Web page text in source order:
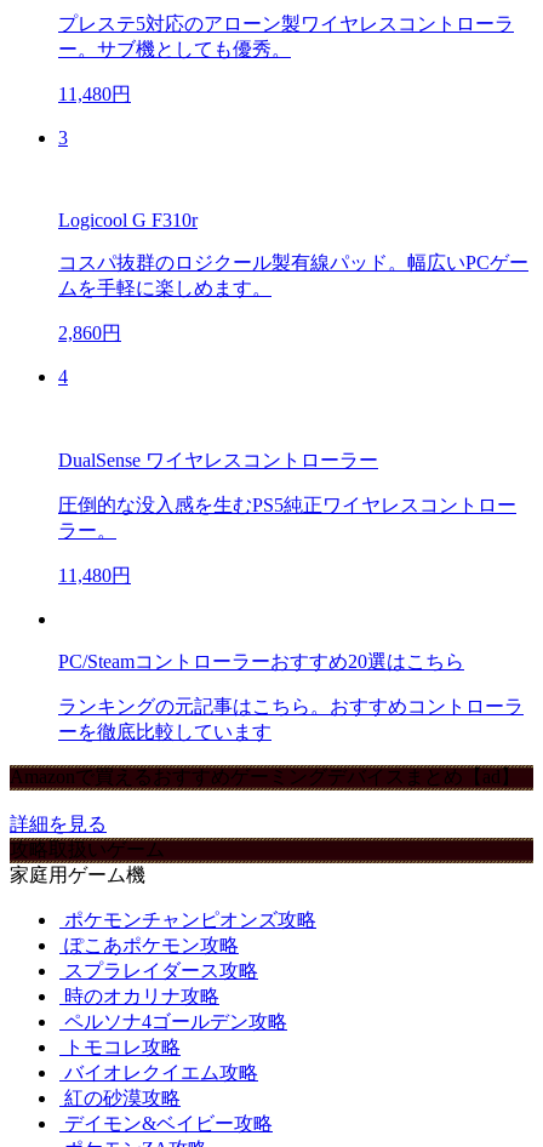
プレステ5対応のアローン製ワイヤレスコントローラ
ー。サブ機としても優秀。
11,480円
3
Logicool G F310r
コスパ抜群のロジクール製有線パッド。幅広いPCゲー
ムを手軽に楽しめます。
2,860円
4
DualSense ワイヤレスコントローラー
圧倒的な没入感を生むPS5純正ワイヤレスコントロー
ラー。
11,480円
PC/Steamコントローラーおすすめ20選はこちら
ランキングの元記事はこちら。おすすめコントローラ
ーを徹底比較しています
Amazonで買えるおすすめゲーミングデバイスまとめ【ad】
詳細を見る
攻略取扱いゲーム
家庭用ゲーム機
ポケモンチャンピオンズ攻略
ぽこあポケモン攻略
スプラレイダース攻略
時のオカリナ攻略
ペルソナ4ゴールデン攻略
トモコレ攻略
バイオレクイエム攻略
紅の砂漠攻略
デイモン&ベイビー攻略